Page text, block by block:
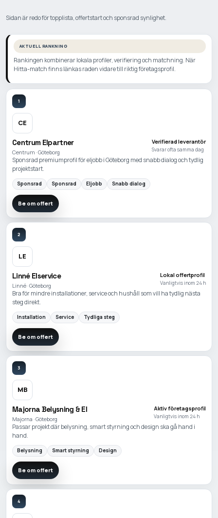
Sidan är redo för topplista, offertstart och sponsrad synlighet.
AKTUELL RANKNING
Rankingen kombinerar lokala profiler, verifiering och matchning. När
Hitta-match finns länkas raden vidare till riktig företagsprofil.
1
CE
Centrum Elpartner
Centrum · Göteborg
Verifierad leverantör
Svarar ofta samma dag
Sponsrad premiumprofil för eljobb i Göteborg med snabb dialog och tydlig
projektstart.
Sponsrad Sponsrad Eljobb Snabb dialog
Be om offert
2
LE
Linné Elservice
Linné · Göteborg
Lokal offertprofil
Vanligtvis inom 24 h
Bra för mindre installationer, service och hushåll som vill ha tydlig nästa
steg direkt.
Installation Service Tydliga steg
Be om offert
3
MB
Majorna Belysning & El
Majorna · Göteborg
Aktiv företagsprofil
Vanligtvis inom 24 h
Passar projekt där belysning, smart styrning och design ska gå hand i
hand.
Belysning Smart styrning Design
Be om offert
4